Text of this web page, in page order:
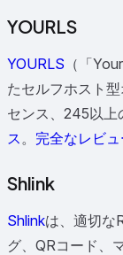
YOURLS
YOURLS （「
たセルフホスト
センス、245以上
ス。 完全なレビュ
Shlink
Shlinkは、適切な
グ、QRコード、